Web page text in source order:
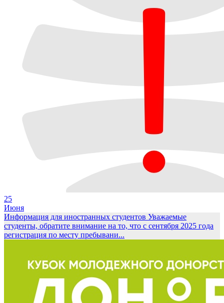
25
Июня
Информация для иностранных студентов Уважаемые
студенты, обратите внимание на то, что с сентября 2025 года
регистрация по месту пребывани...